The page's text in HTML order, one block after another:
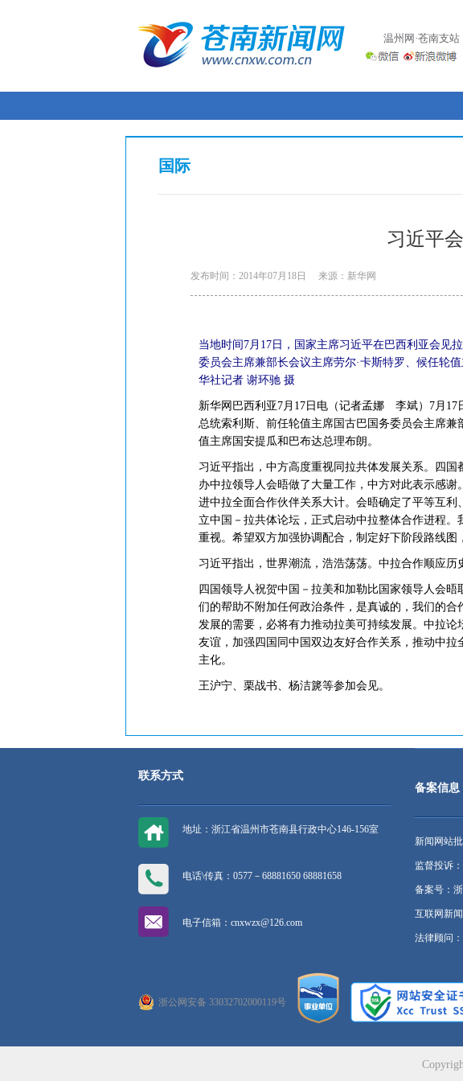
温州网·苍南支站
国际
习近平
发布时间：2014年07月18日 来源：新华网
当地时间7月17日，国家主席习近平在巴西利亚会见
委员会主席兼部长会议主席劳尔·卡斯特罗、候任轮
华社记者 谢环驰 摄
新华网巴西利亚7月17日电（记者孟娜 李斌）7月17
总统索利斯、前任轮值主席国古巴国务委员会主席
值主席国安提瓜和巴布达总理布朗。
习近平指出，中方高度重视同拉共体发展关系。四
办中拉领导人会晤做了大量工作，中方对此表示感
进中拉全面合作伙伴关系大计。会晤确定了平等互
立中国－拉共体论坛，正式启动中拉整体合作进程
重视。希望双方加强协调配合，制定好下阶段路线图
习近平指出，世界潮流，浩浩荡荡。中拉合作顺应
四国领导人祝贺中国－拉美和加勒比国家领导人会
们的帮助不附加任何政治条件，是真诚的，我们的
发展的需要，必将有力推动拉美可持续发展。中拉
友谊，加强四国同中国双边友好合作关系，推动中
主化。
王沪宁、栗战书、杨洁篪等参加会见。
联系方式
地址：浙江省温州市苍南县行政中心146-156室
电话\传真：0577－68881650 68881658
电子信箱：cnxwzx@126.com
备案信息
新闻网站
监督投诉
备案号：
互联网新
法律顾问
浙公网安备 33032702000119号